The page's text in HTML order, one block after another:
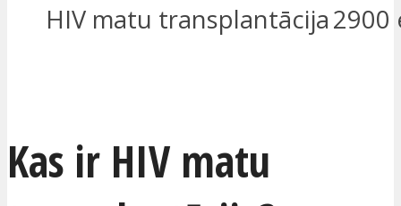
HIV matu transplantācija2900
Kas ir HIV matu